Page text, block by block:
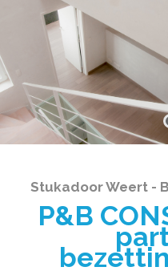
Stukadoor Weert -
P&B